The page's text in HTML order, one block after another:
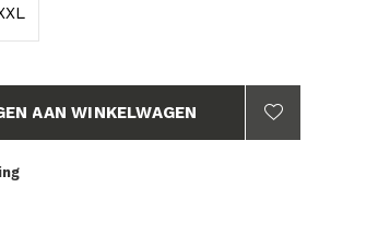
AAN WINKELWAGEN